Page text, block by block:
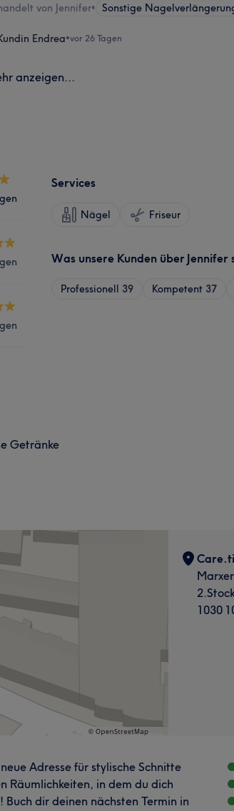
von Jennifer• Sonstige
Endrea•vor 26 Tagen
anzeigen...
Services
Nägel Friseur
Was unsere Kunden über Jennifer
Professionell 39 Kompetent 37
Getränke
1030
Adresse für stylische Schnitte
Räumlichkeiten, in dem du dich
dir deinen nächsten Termin in